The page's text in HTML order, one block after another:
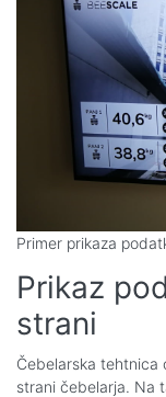
Primer prikaza
Prikaz
strani
Čebelarska tehtnica
strani čebelarja. Na